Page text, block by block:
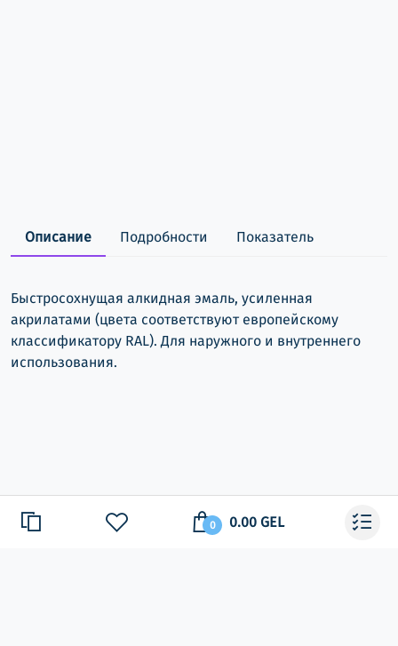
0 0.00 GEL
Описание Подробности Показатель
Быстросохнущая алкидная эмаль, усиленная
акрилатами (цвета соответствуют европейскому
классификатору RAL). Для наружного и внутреннего
использования.